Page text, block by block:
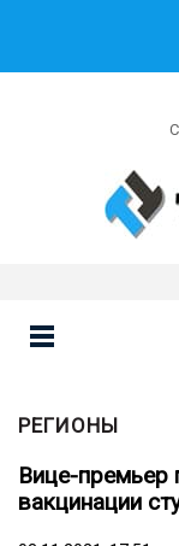
РЕГИОНЫ
Вице-премьер
вакцинации